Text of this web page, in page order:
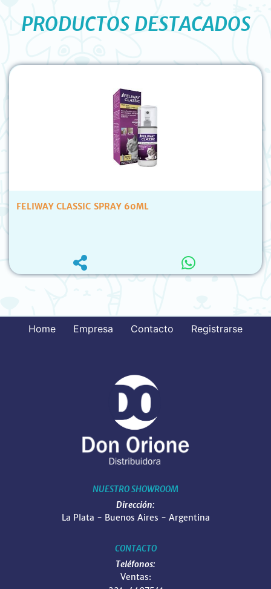
PRODUCTOS DESTACADOS
FELIWAY CLASSIC SPRAY 60ML
Home Empresa Contacto Registrarse
NUESTRO SHOWROOM
Dirección:
La Plata - Buenos Aires - Argentina
CONTACTO
Teléfonos:
Ventas: